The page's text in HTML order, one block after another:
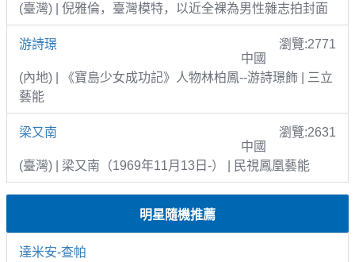
(臺灣) | 倪雅倫，臺灣模特，以近全裸為男性雜志拍封面
游詩璟
瀏覽:2771
中國
(內地) | 《寶島少女成功記》人物林柏鳳--游詩璟飾 | 三立
藝能
梁又南
瀏覽:2631
中國
(臺灣) | 梁又南（1969年11月13日-） | 民視鳳凰藝能
明星隨機推薦
達米安-查帕